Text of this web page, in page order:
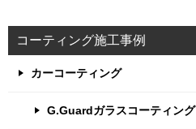
コーティング施工事例
カーコーティング
G.Guardガラスコーティング